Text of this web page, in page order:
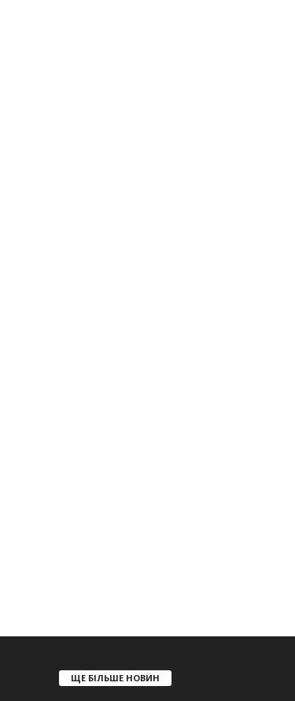
ЩЕ БІЛЬШЕ НОВИН